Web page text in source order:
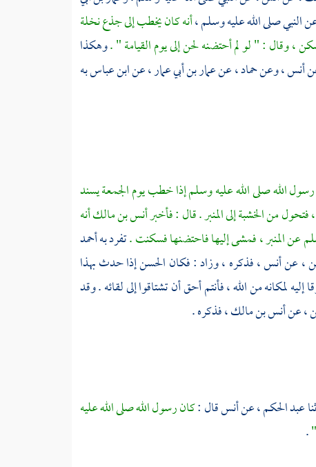
النبي صلى الله عليه وسلم ،أنه كان يخطب إلى جذع نخلة
، وقال : " لو لم أحتضنه لحن إلى يوم القيامة " .وهكذا
أنس ،وعنحماد ،عنعمار بن أبي عمار ،عنابن عباسبه
الله صلى الله عليه وسلم إذا خطب يوم الجمعة يسند
فتحول من الخشبة إلى المنبر . قال : فأخبر أنس بن مالك أنه
عن المنبر ، فمشى إليها فاحتضنها فسكنت .تفرد بهأحمد
،عنأنس ،فذكره ، وزاد : فكانالحسنإذا حدث بهذا
لمكانه من الله ، فأنتم أحق أن تشتاقوا إلى لقائه . وقد
،عنأنس بن مالك ،فذكره .
ثناعبد الحكم ،عنأنسقال :كان رسول الله صلى الله عليه
.